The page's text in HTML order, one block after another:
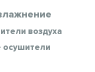
воздуха